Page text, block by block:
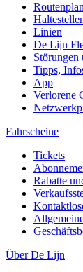
Linien
De Lijn
Störungen
Tipps,
App
Verlorene
Fahrscheine
Tickets
Rabatte
Über De Lijn